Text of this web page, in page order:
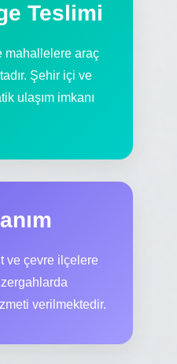
Teslimi
mahallelere araç
Şehir içi ve
ulaşım imkanı
ve çevre ilçelere
verilmektedir.